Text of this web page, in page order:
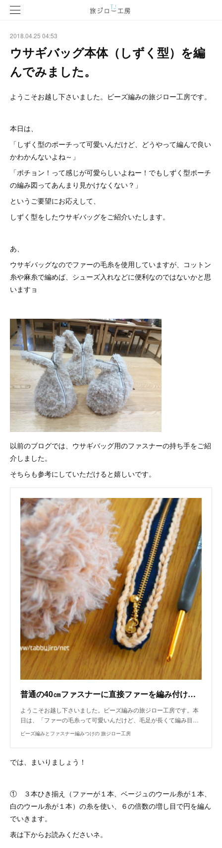
2018.04.25 04:53
ウサギバッグ本体（しずく型）を編
んでみました。
ようこそお越し下さいました。ビーズ編みの旅ジロー工房です。
本日は、
「しずく型のポーチって可愛いんだけど、どうやって編んで良い
かわかんないよね～」
「ポチョン！って感じが可愛らしいよねー！でもしずく型ポーチ
の編み図ってあんまり見かけなくない？」
というご要望にお応えして、
しずく型をしたウサギバッグをご紹介いたします。
あ、
ウサギバッグなのでファーの毛糸を使用していますが、コットン
糸や麻糸で編めば、シューズ入れなどに便利なのではないかと思
いますョ
以前のブログでは、ウサギバッグ用のファスナーの持ち手をご紹
介しました。
そちらも参考にしていただけると嬉しいです。
普通の40㎝ファスナーに直接ファーを編み付けてみる
ようこそお越し下さいました。ビーズ編みの旅ジロー工房です。本
日は、「ファーの毛糸って可愛いんだけど、毛足が長くて編み目…
ビーズ編みとファスナー編みつけの 旅ジロー工房
では、まいりましょう！
① ３本ひき揃え（ファーが１本、ベージュのウール糸が１本、
白のウール糸が１本）の糸を使い、６の倍数の増し目で円を編ん
でいきます。
表は下からお読みくださいネ。